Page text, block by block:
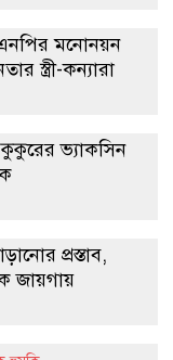
মনোনয়ন
স্ত্রী-কন্যারা
ভ্যাকসিন
প্রস্তাব,
জায়গায়